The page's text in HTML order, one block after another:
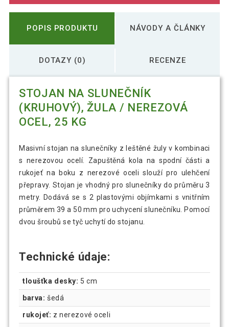
POPIS PRODUKTU NÁVODY A ČLÁNKY
DOTAZY (0) RECENZE
STOJAN NA SLUNEČNÍK
(KRUHOVÝ), ŽULA / NEREZOVÁ
OCEL, 25 KG
Masivní stojan na slunečníky z leštěné žuly v kombinaci
s nerezovou ocelí. Zapuštěná kola na spodní části a
rukojeť na boku z nerezové oceli slouží pro ulehčení
přepravy. Stojan je vhodný pro slunečníky do průměru 3
metry. Dodává se s 2 plastovými objímkami s vnitřním
průměrem 39 a 50 mm pro uchycení slunečníku. Pomocí
dvou šroubů se tyč uchytí do stojanu.
Technické údaje:
tloušťka desky: 5 cm
barva: šedá
rukojeť: z nerezové oceli